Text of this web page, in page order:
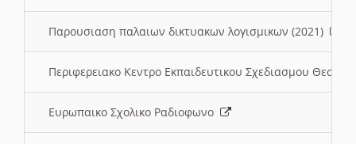
Παρουσιαση παλαιων δικτυακων λογισμικων (2021)
Περιφερειακο Κεντρο Εκπαιδευτικου Σχεδιασμου
Ευρωπαικο Σχολικο Ραδιοφωνο